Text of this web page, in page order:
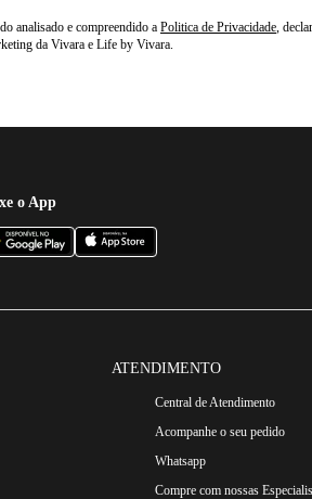
analisado e compreendido a Politica de Privacidade,
da Vivara e Life by Vivara.
o App
ATENDIMENTO
Central de Atendimento
Acompanhe o seu pedido
Whatsapp
Compre com nossas